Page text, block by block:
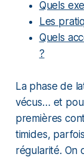
Quels
Les
Quels
?
La phase de
vécus… et
premières
timides,
régularité. On